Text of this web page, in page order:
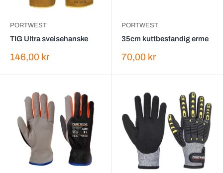
PORTWEST
TIG Ultra sveisehanske
Salgspris
146,00 kr
PORTWEST
35cm kuttbestandig erme
Salgspris
70,00 kr